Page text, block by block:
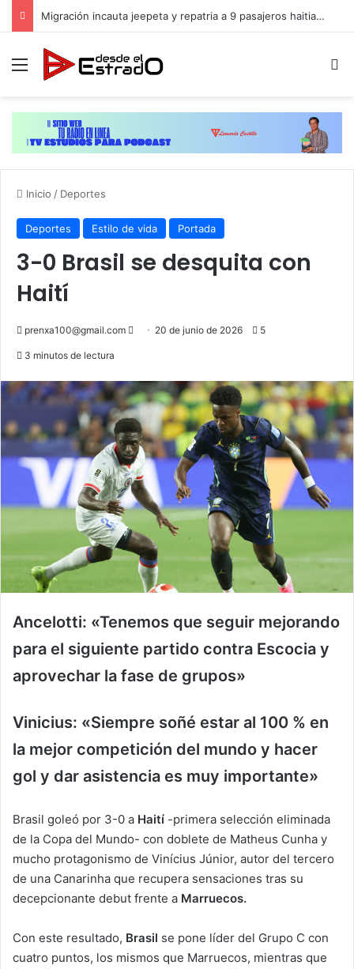
Migración incauta jeepeta y repatria a 9 pasajeros haitianos que transportaban en estatus irregular
Menú
Inicio / Deportes
Deportes Estilo de vida Portada
3-0 Brasil se desquita con
Haití
prenxa100@gmail.com
Send 20 de junio de 2026 5
3 minutos de lectura
Ancelotti: «Tenemos que seguir mejorando
para el siguiente partido contra Escocia y
aprovechar la fase de grupos»
Vinicius: «Siempre soñé estar al 100 % en
la mejor competición del mundo y hacer
gol y dar asistencia es muy importante»
Brasil goleó por 3-0 a Haití -primera selección eliminada
de la Copa del Mundo- con doblete de Matheus Cunha y
mucho protagonismo de Vinícius Júnior, autor del tercero
de una Canarinha que recupera sensaciones tras su
decepcionante debut frente a Marruecos.
Con este resultado, Brasil se pone líder del Grupo C con
cuatro puntos, los mismos que Marruecos, mientras que